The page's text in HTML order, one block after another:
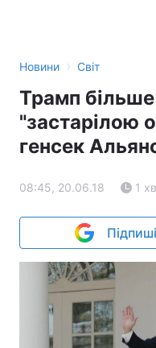
Новини › Світ
Трамп
"застарілою
генсек
08:45, 20.06.18 1